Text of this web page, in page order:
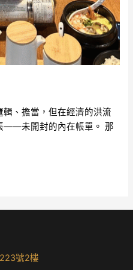
、擔當，但在經濟的洪流
——未開封的內在帳單。 那
號2樓